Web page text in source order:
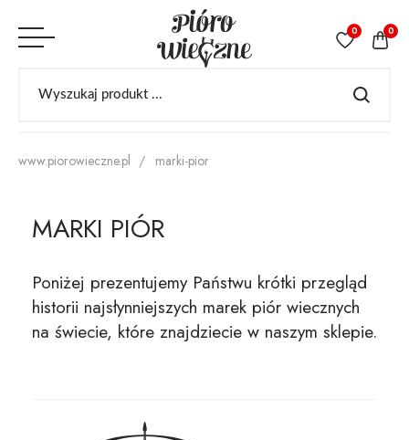
0 0
www.piorowieczne.pl marki-pior
MARKI PIÓR
Poniżej prezentujemy Państwu krótki przegląd
historii najsłynniejszych marek piór wiecznych
na świecie, które znajdziecie w naszym sklepie.